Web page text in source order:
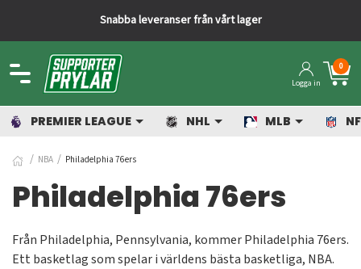
Snabba leveranser från vårt lager
Logga in
0
PREMIER LEAGUE NHL MLB
NBA Philadelphia 76ers
Philadelphia 76ers
Från Philadelphia, Pennsylvania, kommer Philadelphia 76ers.
Ett basketlag som spelar i världens bästa basketliga, NBA.